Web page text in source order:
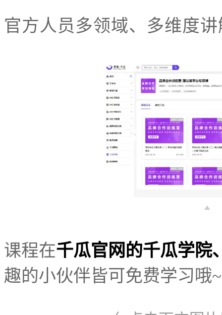
官方人员多领域、多维度
课程在千瓜官网的千瓜学院
趣的小伙伴皆可免费学习哦~